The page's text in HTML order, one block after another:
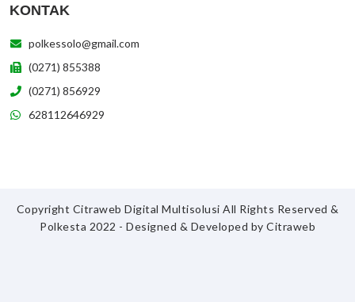
KONTAK
polkessolo@gmail.com
(0271) 855388
(0271) 856929
628112646929
Copyright Citraweb Digital Multisolusi All Rights Reserved &
Polkesta 2022 - Designed & Developed by Citraweb